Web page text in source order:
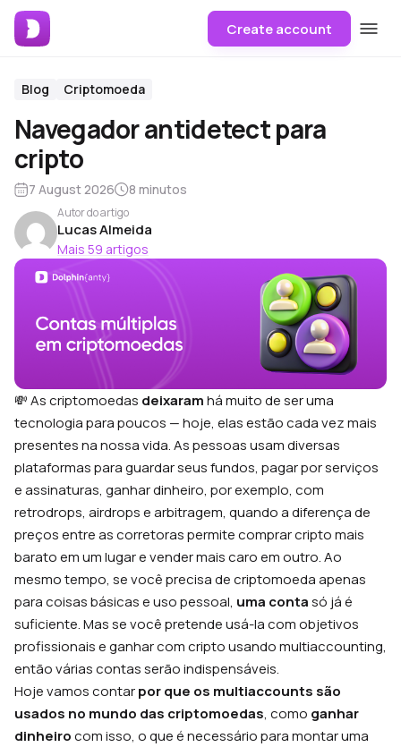
Create account
Blog Criptomoeda
Navegador antidetect para
cripto
7 August 2026 8 minutos
Autor do artigo
Lucas Almeida
Mais 59 artigos
💸 As criptomoedas deixaramhá muito de ser uma
tecnologia para poucos — hoje, elas estão cada vez mais
presentes na nossa vida. As pessoas usam diversas
plataformas para guardar seus fundos, pagar por serviços
e assinaturas, ganhar dinheiro, por exemplo, com
retrodrops, airdropse arbitragem, quando a diferença de
preços entre as corretoras permite comprar cripto mais
barato em um lugar e vender mais caro em outro. Ao
mesmo tempo, se você precisa de criptomoeda apenas
para coisas básicas e uso pessoal, uma contasó já é
suficiente. Mas se você pretende usá-la com objetivos
profissionais e ganhar com cripto usando multiaccounting,
então várias contas serão indispensáveis.
Hoje vamos contarpor que os multiaccounts são
usados no mundo das criptomoedas, como ganhar
dinheirocom isso, o que é necessário para montar uma